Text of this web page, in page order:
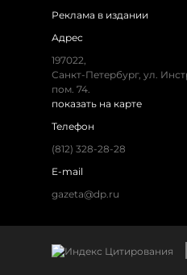
Реклама в издании
Адрес
197022,
Санкт-Петербург, ул.
пом. 74.
показать на карте
Телефон
(812) 328-28-28
E-mail
gazeta@dp.ru